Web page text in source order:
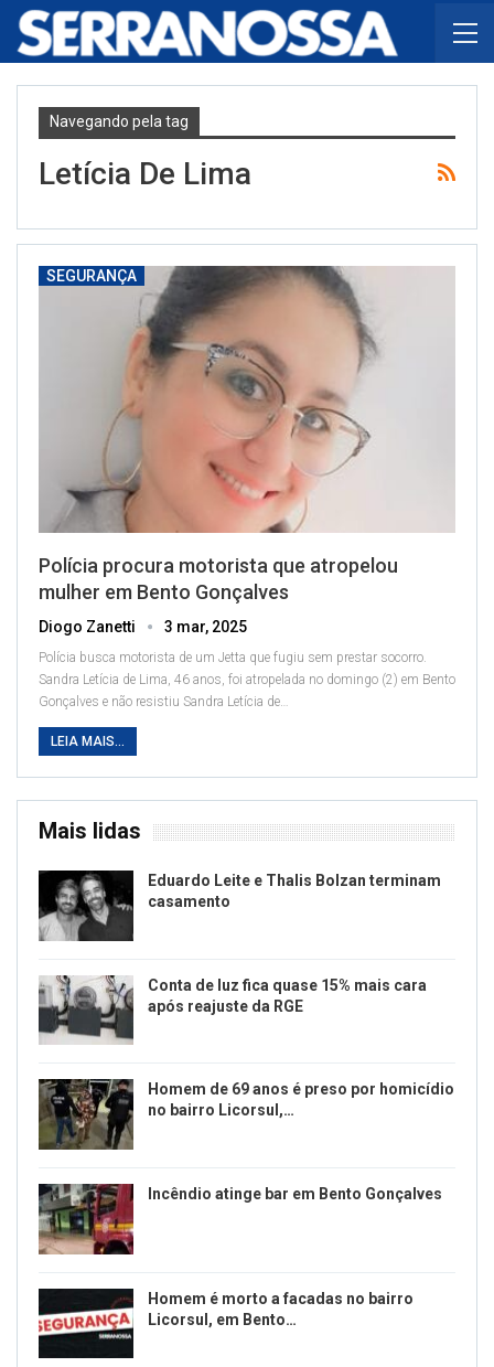
Navegando pela tag
Letícia De Lima
SEGURANÇA
Polícia procura motorista que atropelou
mulher em Bento Gonçalves
Diogo Zanetti 3 mar, 2025
Polícia busca motorista de um Jetta que fugiu sem prestar socorro.
Sandra Letícia de Lima, 46 anos, foi atropelada no domingo (2) em Bento
Gonçalves e não resistiu Sandra Letícia de…
LEIA MAIS...
Mais lidas
Eduardo Leite e Thalis Bolzan terminam
casamento
Conta de luz fica quase 15% mais cara
após reajuste da RGE
Homem de 69 anos é preso por homicídio
no bairro Licorsul,…
Incêndio atinge bar em Bento Gonçalves
Homem é morto a facadas no bairro
Licorsul, em Bento…